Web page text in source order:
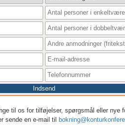
Indsend
til os for tilføjelser, spørgsmål eller nye
sende en e-mail til